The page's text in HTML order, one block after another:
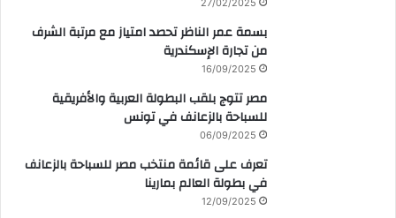
بسمة عمر الناظر تحصد امتياز مع مرتبة الشرف
من تجارة الإسكندرية
16/09/2025
مصر تتوج بلقب البطولة العربية والأفريقية
للسباحة بالزعانف في تونس
06/09/2025
تعرف على قائمة منتخب مصر للسباحة بالزعانف
في بطولة العالم بمارينا
12/09/2025